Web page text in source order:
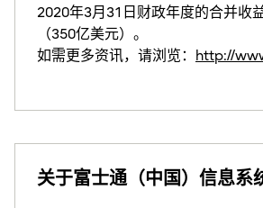
2020年3月31日财政年度的合并收
（350亿美元）。
如需更多资讯，请浏览：
http://
关于富士通（中国）信息系